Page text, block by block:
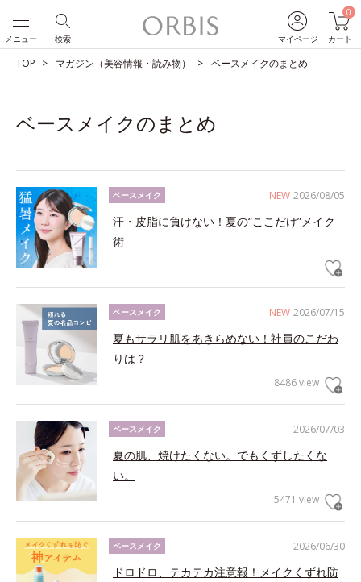
マイページ
0
カート
検索
メニュー
TOP マガジン（美容情報・読み物） ベースメイクのまとめ
ベースメイクのまとめ
NEW 2026/08/05
ベースメイク
汗・皮脂に負けない！夏の“ここだけ”メイク
術
NEW 2026/07/15
ベースメイク
夏もサラリ肌をあきらめない！社員のこだわ
りは？
8486 view
2026/07/03
ベースメイク
夏の肌、焼けたくない。でもくずしたくな
い。
5471 view
2026/06/30
ベースメイク
ドロドロ、テカテカ注意報！メイクくずれ防